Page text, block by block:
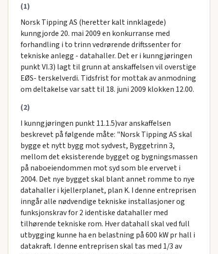
(1)
Norsk Tipping AS (heretter kalt innklagede)
kunngjorde 20. mai 2009 en konkurranse med
forhandling i to trinn vedrørende driftssenter for
tekniske anlegg - datahaller. Det er i kunngjøringen
punkt VI.3) lagt til grunn at anskaffelsen vil overstige
EØS- terskelverdi. Tidsfrist for mottak av anmodning
om deltakelse var satt til 18. juni 2009 klokken 12.00.
(2)
I kunngjøringen punkt 11.1.5)var anskaffelsen
beskrevet på følgende måte: "Norsk Tipping AS skal
bygge et nytt bygg mot sydvest, Byggetrinn 3,
mellom det eksisterende bygget og bygningsmassen
på naboeiendommen mot syd som ble ervervet i
2004. Det nye bygget skal blant annet romme to nye
datahaller i kjellerplanet, plan K. I denne entreprisen
inngår alle nødvendige tekniske installasjoner og
funksjonskrav for 2 identiske datahaller med
tilhørende tekniske rom. Hver datahall skal ved full
utbygging kunne ha en belastning på 600 kW pr hall i
datakraft. I denne entreprisen skal tas med 1/3 av